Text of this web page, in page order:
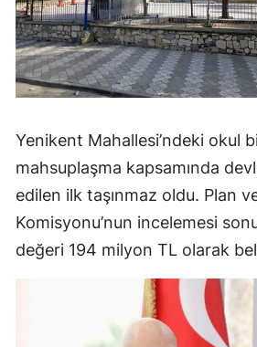
Yenikent Mahallesi’ndeki okul
mahsuplaşma kapsamında
edilen ilk taşınmaz oldu. Plan
Komisyonu’nun incelemesi
değeri 194 milyon TL olarak